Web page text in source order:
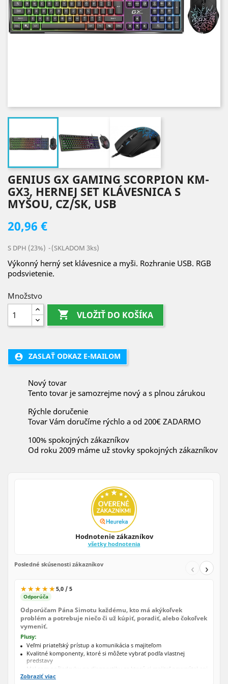
GENIUS GX GAMING SCORPION KM-
GX3, HERNEJ SET KLÁVESNICA S
MYŠOU, CZ/SK, USB
20,96 €
S DPH (23%) (SKLADOM 3ks)
Výkonný herný set klávesnice a myši. Rozhranie USB. RGB
podsvietenie.
Množstvo
 VLOŽIŤ DO KOŠÍKA
account_circle ZASLAŤ ODKAZ E-MAILOM
Nový tovar
Tento tovar je samozrejme nový a s plnou zárukou
Rýchle doručenie
Tovar Vám doručíme rýchlo a od 200€ ZADARMO
100% spokojných zákazníkov
Od roku 2009 máme už stovky spokojných zákazníkov
Hodnotenie zákazníkov
všetky hodnotenia
Posledné skúsenosti zákazníkov ‹ ›
★★★★★
★★★★★5,0 / 5
Odporúča
Odporúčam Pána Simotu každému, kto má akýkoľvek
problém a potrebuje niečo či už kúpiť, poradiť, alebo čokoľvek
vymeniť.
Plusy:
Veľmi priateľský prístup a komunikácia s majiteľom
Kvalitné komponenty, ktoré si môžete vybrať podľa vlastnej
predstavy
Mal som požiadavku na diagnostiku za ktorú si majiteľ nevypýtal ani
cent navyše, po upgrade bol problém aktivovať pôvodný windows,
Zobraziť viac